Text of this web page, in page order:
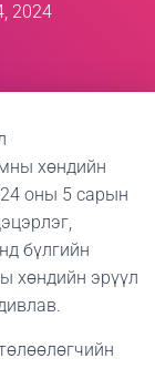
2024
хөндийн
оны 5 сарын
бүлгийн
хөндийн эрүүл